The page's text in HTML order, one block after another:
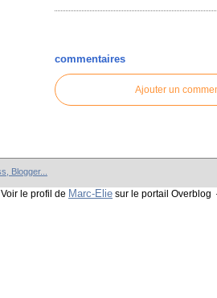
commentaires
Ajouter un
Voir le profil de Marc-Elie sur le portail Overblog